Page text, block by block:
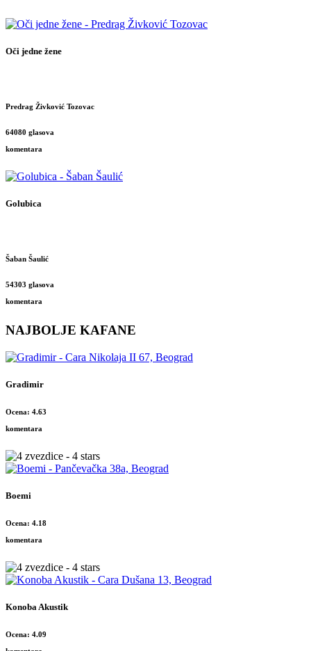
Oči jedne žene
Predrag Živković Tozovac
64080 glasova
komentara
Golubica
Šaban Šaulić
54303 glasova
komentara
NAJBOLJE KAFANE
Gradimir
Ocena: 4.63
komentara
Boemi
Ocena: 4.18
komentara
Konoba Akustik
Ocena: 4.09